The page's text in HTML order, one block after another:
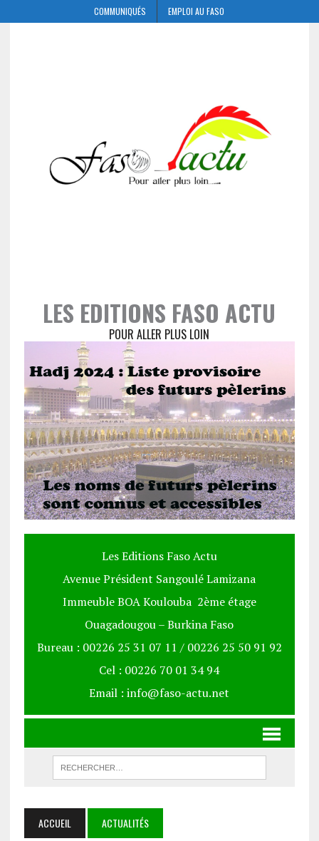
COMMUNIQUÉS EMPLOI AU FASO
LES EDITIONS FASO ACTU
POUR ALLER PLUS LOIN
Les Editions Faso Actu
Avenue Président Sangoulé Lamizana
Immeuble BOA Koulouba 2ème étage
Ouagadougou – Burkina Faso
Bureau : 00226 25 31 07 11 / 00226 25 50 91 92
Cel : 00226 70 01 34 94
Email : info@faso-actu.net
ACCUEIL ACTUALITÉS